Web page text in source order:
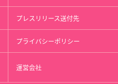
プレスリリース送付先
プライバシーポリシー
運営会社